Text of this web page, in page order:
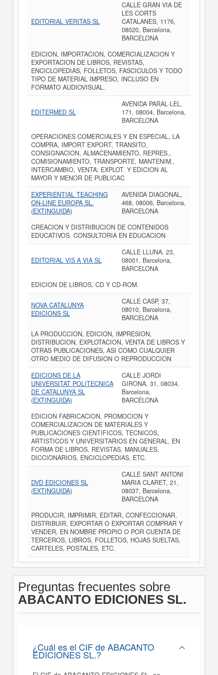
EDITORIAL VERITAS SL
CALLE GRAN VIA DE
LES CORTS
CATALANES, 1176,
08020, Barcelona,
BARCELONA
EDICION, IMPORTACION, COMERCIALIZACION Y
EXPORTACION DE LIBROS, REVISTAS,
ENCICLOPEDIAS, FOLLETOS, FASCICULOS Y TODO
TIPO DE MATERIAL IMPRESO, INCLUSO EN
FORMATO AUDIOVISUAL.
EDITERMED SL
AVENIDA PARAL·LEL,
171, 08004, Barcelona,
BARCELONA
OPERACIONES COMERCIALES Y EN ESPECIAL, LA
COMPRA, IMPORT EXPORT, TRANSITO,
CONSIGNACION, ALMACENAMIENTO, REPRES.,
COMISIONAMIENTO, TRANSPORTE, MANTENIM.,
INTERCAMBIO, VENTA; EXPLOT. Y EDICION AL
MAYOR Y MENOR DE PUBLICAC
EXPERIENTIAL TEACHING
ON-LINE EUROPA SL.
(EXTINGUIDA)
AVENIDA DIAGONAL,
468, 08006, Barcelona,
BARCELONA
CREACION Y DISTRIBUCION DE CONTENIDOS
EDUCATIVOS. CONSULTORIA EN EDUCACION
EDITORIAL VIS A VIA SL
CALLE LLUNA, 23,
08001, Barcelona,
BARCELONA
EDICION DE LIBROS, CD Y CD-ROM.
NOVA CATALUNYA
EDICIONS SL
CALLE CASP, 37,
08010, Barcelona,
BARCELONA
LA PRODUCCION, EDICION, IMPRESION,
DISTRIBUCION, EXPLOTACION, VENTA DE LIBROS Y
OTRAS PUBLICACIONES, ASI COMO CUALQUIER
OTRO MEDIO DE DIFUSION O REPRODUCCION
EDICIONS DE LA
UNIVERSITAT POLITECNICA
DE CATALUNYA SL
(EXTINGUIDA)
CALLE JORDI
GIRONA, 31, 08034,
Barcelona,
BARCELONA
EDICION FABRICACION, PROMOCION Y
COMERCIALIZACION DE MATERIALES Y
PUBLICACIONES CIENTIFICOS, TECNICOS,
ARTISTICOS Y UNIVERSITARIOS EN GENERAL, EN
FORMA DE LIBROS, REVISTAS, MANUALES,
DICCIONARIOS, ENCICLOPEDIAS, ETC.
DVD EDICIONES SL
(EXTINGUIDA)
CALLE SANT ANTONI
MARIA CLARET, 21,
08037, Barcelona,
BARCELONA
PRODUCIR, IMPRIMIR, EDITAR, CONFECCIONAR,
DISTRIBUIR, EXPORTAR O EXPORTAR COMPRAR Y
VENDER, EN NOMBRE PROPIO O POR CUENTA DE
TERCEROS, LIBROS, FOLLETOS, HOJAS SUELTAS,
CARTELES, POSTALES, ETC.
Preguntas frecuentes sobre
ABACANTO EDICIONES SL.
¿Cuál es el CIF de ABACANTO
EDICIONES SL.?